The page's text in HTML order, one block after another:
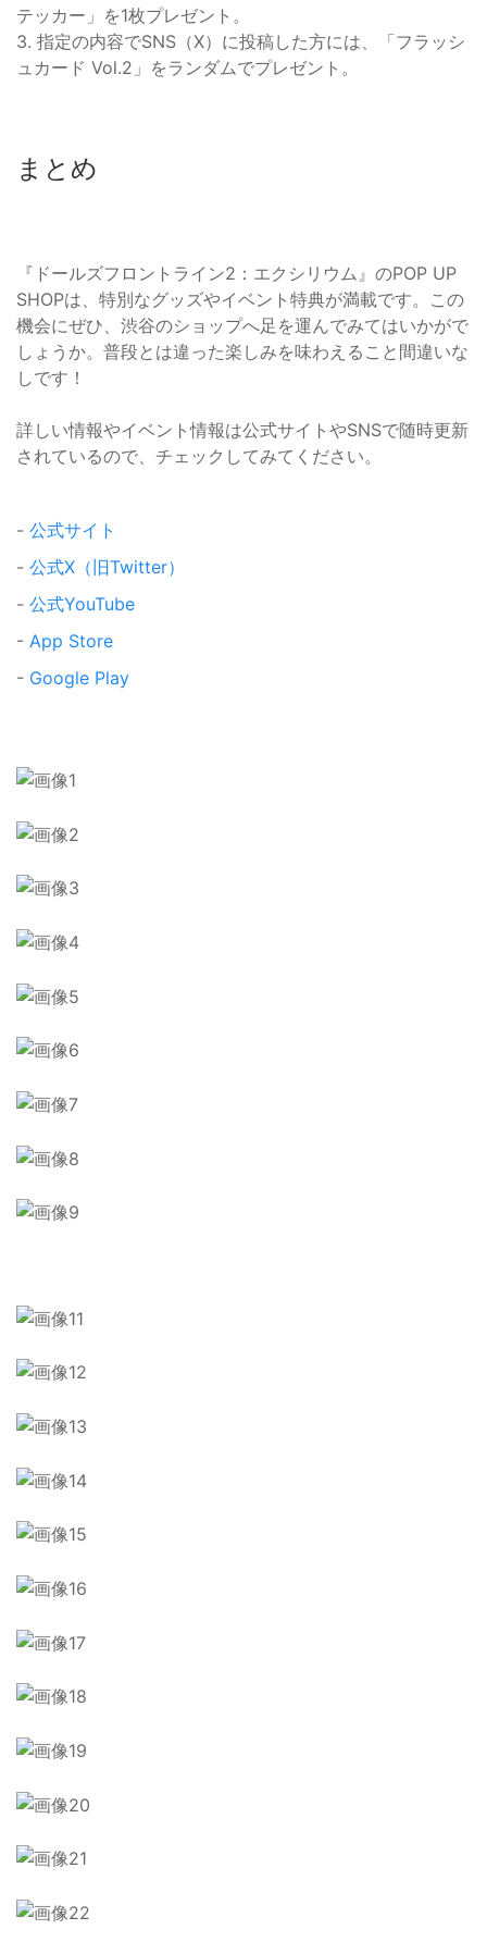
テッカー」を1枚プレゼント。
3. 指定の内容でSNS（X）に投稿した方には、「フラッシ
ュカード Vol.2」をランダムでプレゼント。
まとめ
『ドールズフロントライン2：エクシリウム』のPOP UP
SHOPは、特別なグッズやイベント特典が満載です。この
機会にぜひ、渋谷のショップへ足を運んでみてはいかがで
しょうか。普段とは違った楽しみを味わえること間違いな
しです！
詳しい情報やイベント情報は公式サイトやSNSで随時更新
されているので、チェックしてみてください。
- 公式サイト
- 公式X（旧Twitter）
- 公式YouTube
- App Store
- Google Play